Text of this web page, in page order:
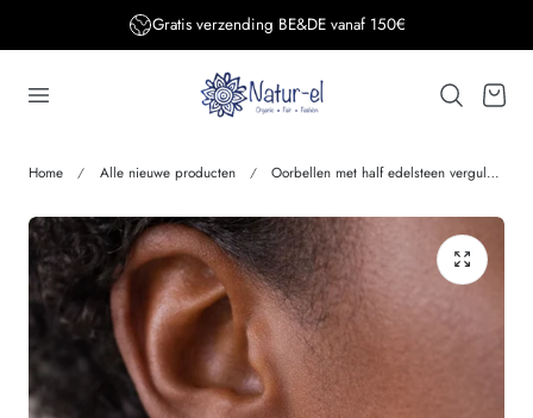
Gratis verzending BE&DE vanaf 150€
Home Alle nieuwe producten Oorbellen met half edelsteen verguld BUMBLE BEE BLUE